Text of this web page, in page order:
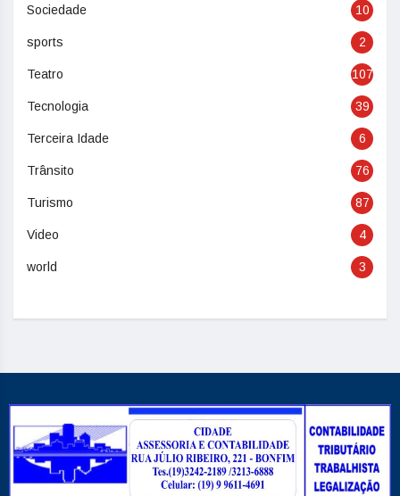
Sociedade 10
sports 2
Teatro 107
Tecnologia 39
Terceira Idade 6
Trânsito 76
Turismo 87
Video 4
world 3